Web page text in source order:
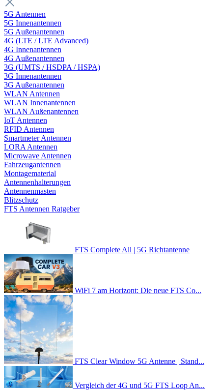
5G Antennen
5G Innenantennen
5G Außenantennen
4G (LTE / LTE Advanced)
4G Innenantennen
4G Außenantennen
3G (UMTS / HSDPA / HSPA)
3G Innenantennen
3G Außenantennen
WLAN Antennen
WLAN Innenantennen
WLAN Außenantennen
IoT Antennen
RFID Antennen
Smartmeter Antennen
LORA Antennen
Microwave Antennen
Fahrzeugantennen
Montagematerial
Antennenhalterungen
Antennenmasten
Blitzschutz
FTS Antennen Ratgeber
FTS Complete All | 5G Richtantenne
WiFi 7 am Horizont: Die neue FTS Co...
FTS Clear Window 5G Antenne | Stand...
Vergleich der 4G und 5G FTS Loop An...